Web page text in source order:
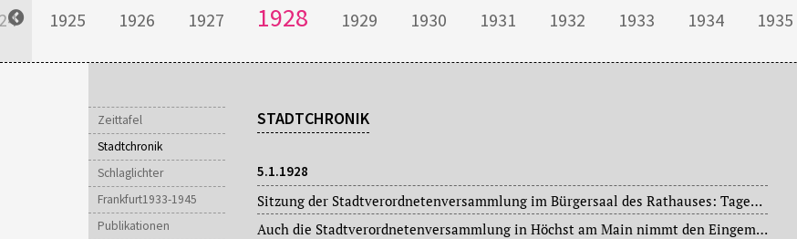
1925 1926 1927 1928 1929 1930 1931 1932 1933 1934 1935
Zeittafel
Stadtchronik
Schlaglichter
Frankfurt1933-1945
Publikationen
STADTCHRONIK
5.1.1928
Sitzung der Stadtverordnetenversammlung im Bürgersaal des Rathauses: Tagesordnung: Mit einer Mehrheit von 35 Stimmen der Deutschen Demokratischen Partei, Sozialdemokratischen Partei Deutschlands und des Zentrums gegen 26 Stimmen der Deutschen Volkspartei, Wirtschaftspartei, Kommunistischen Partei Deutschlands, Deutschnationalen Volkspartei und der NSDAP wird der Eingemeindungsvertrag der Stadt Frankfurt am Main mit Höchst am Main angenommen; ebenso, diesmal mit einer um die Kommunisten erweiterten Mehrheit, der Eingemeindungsvertrag der Stadt Frankfurt am Main mit der Arbeitergemeinde Nied. Des Weiteren tritt Stadtrat Willy Meckbach (1869-1943) (Schul- und Bildungswesen) nach einer Amtstätigkeit von zwanzig Jahren in den Ruhestand und wird von Oberbürgermeister Dr. Ludwig Landmann (1868-1945) verabschiedet.
Auch die Stadtverordnetenversammlung in Höchst am Main nimmt den Eingemeindungsvertrag mit 24 gegen 10 Stimmen an.